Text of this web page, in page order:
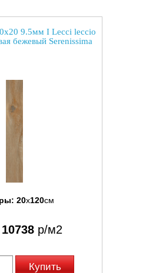
9.5мм I Lecci leccio
бежевый Serenissima
20x120см
10738р/м2
Купить